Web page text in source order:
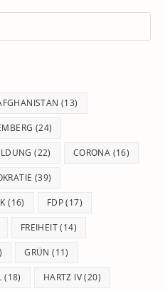
(13)
(24)
(22) CORONA (16)
(39)
(16) FDP(17)
FREIHEIT(14)
GRÜN (11)
(18) HARTZ IV(20)